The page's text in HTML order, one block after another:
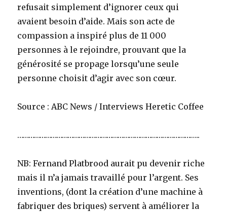
refusait simplement d’ignorer ceux qui
avaient besoin d’aide. Mais son acte de
compassion a inspiré plus de 11 000
personnes à le rejoindre, prouvant que la
générosité se propage lorsqu’une seule
personne choisit d’agir avec son cœur.
Source : ABC News / Interviews Heretic Coffee
……………………………………………………………………………………..
NB: Fernand Platbrood aurait pu devenir riche
mais il n’a jamais travaillé pour l’argent. Ses
inventions, (dont la création d’une machine à
fabriquer des briques) servent à améliorer la